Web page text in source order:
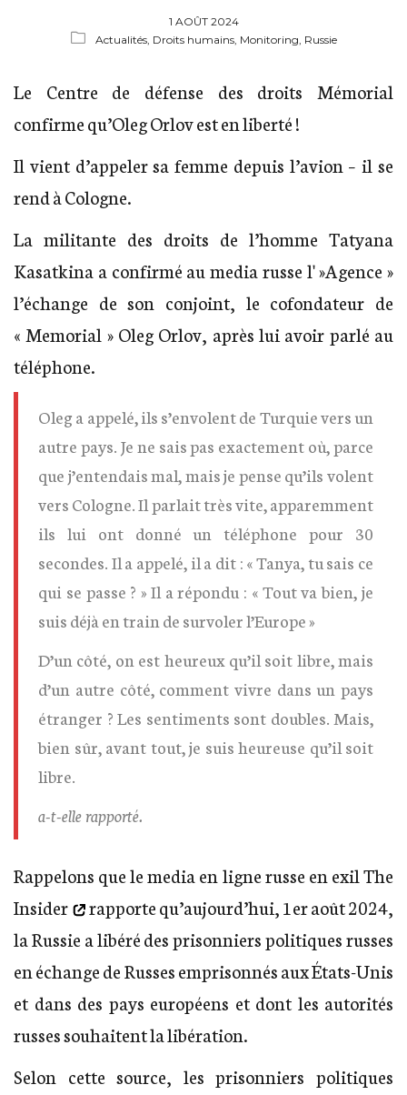
1 AOÛT 2024
Actualités, Droits humains, Monitoring, Russie
Le Centre de défense des droits Mémorial
confirme qu’Oleg Orlov est en liberté !
Il vient d’appeler sa femme depuis l’avion – il se
rend à Cologne.
La militante des droits de l’homme Tatyana
Kasatkina a confirmé au media russe l' »Agence »
l’échange de son conjoint, le cofondateur de
« Memorial » Oleg Orlov, après lui avoir parlé au
téléphone.
Oleg a appelé, ils s’envolent de Turquie vers un
autre pays. Je ne sais pas exactement où, parce
que j’entendais mal, mais je pense qu’ils volent
vers Cologne. Il parlait très vite, apparemment
ils lui ont donné un téléphone pour 30
secondes. Il a appelé, il a dit : « Tanya, tu sais ce
qui se passe ? » Il a répondu : « Tout va bien, je
suis déjà en train de survoler l’Europe »
D’un côté, on est heureux qu’il soit libre, mais
d’un autre côté, comment vivre dans un pays
étranger ? Les sentiments sont doubles. Mais,
bien sûr, avant tout, je suis heureuse qu’il soit
libre.
a-t-elle rapporté.
Rappelons que le media en ligne russe en exilThe
Insider
rapporte qu’aujourd’hui, 1er août 2024,
la Russie a libéré des prisonniers politiques russes
en échange de Russes emprisonnés aux États-Unis
et dans des pays européens et dont les autorités
russes souhaitent la libération.
Selon cette source, les prisonniers politiques